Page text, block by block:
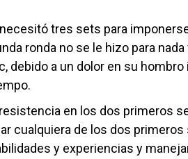
tres sets para
ronda no se le hizo para
debido a un dolor en su
en los dos primeros
cualquiera de los dos
y experiencias y